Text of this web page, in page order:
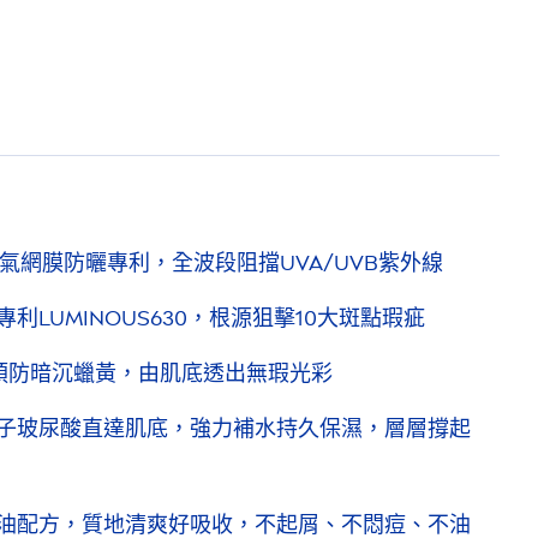
網膜防曬專利，全波段阻擋UVA/UVB紫外線
利 LUMINOUS630，根源狙擊10大斑點瑕疵
暗沉蠟黃，由肌底透出無瑕光彩
玻尿酸直達肌底，強力補水持久保濕，層層撐起
配方，質地清爽好吸收，不起屑、不悶痘、不油